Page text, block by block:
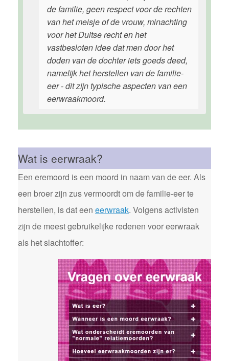
de familie, geen respect voor de rechten
van het meisje of de vrouw, minachting
voor het Duitse recht en het
vastbesloten idee dat men door het
doden van de dochter iets goeds deed,
namelijk het herstellen van de familie-
eer - dit zijn typische aspecten van een
eerwraakmoord.
Wat is eerwraak?
Een eremoord is een moord in naam van de eer. Als
een broer zijn zus vermoordt om de familie-eer te
herstellen, is dat een eerwraak. Volgens activisten
zijn de meest gebruikelijke redenen voor eerwraak
als het slachtoffer: